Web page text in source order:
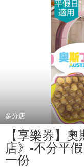
多分店
【享樂券】
店》-不分平
一份